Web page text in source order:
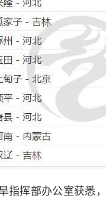
挥部办公室获悉，